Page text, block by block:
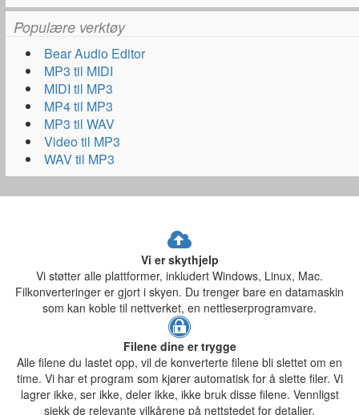
Populære verktøy
Bear Audio Editor
MP3 til MIDI
MIDI til MP3
MP4 til MP3
MP3 til WAV
Video til MP3
WAV til MP3
Vi er skythjelp
Vi støtter alle plattformer, inkludert Windows, Linux, Mac.
Filkonverteringer er gjort i skyen. Du trenger bare en datamaskin
som kan koble til nettverket, en nettleserprogramvare.
Filene dine er trygge
Alle filene du lastet opp, vil de konverterte filene bli slettet om en
time. Vi har et program som kjører automatisk for å slette filer. Vi
lagrer ikke, ser ikke, deler ikke, ikke bruk disse filene. Vennligst
sjekk de relevante vilkårene på nettstedet for detaljer.